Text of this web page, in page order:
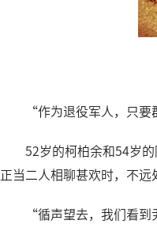
“作为退役军人，只
52岁的柯柏余和54岁
正当二人相聊甚欢时，不
“循声望去，我们看